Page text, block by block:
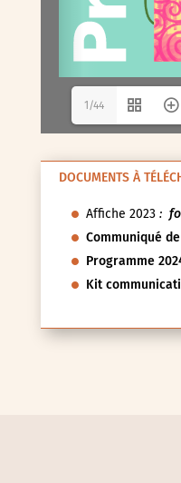
1/44
DOCUMENTS À
Affiche 2023:
Communiqué
Programme
Kit